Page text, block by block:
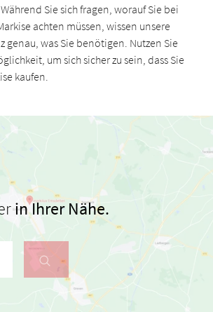
Sie sich fragen, worauf Sie bei
achten müssen, wissen unsere
genau, was Sie benötigen. Nutzen Sie
um sich sicher zu sein, dass Sie
kaufen.
in Ihrer Nähe.